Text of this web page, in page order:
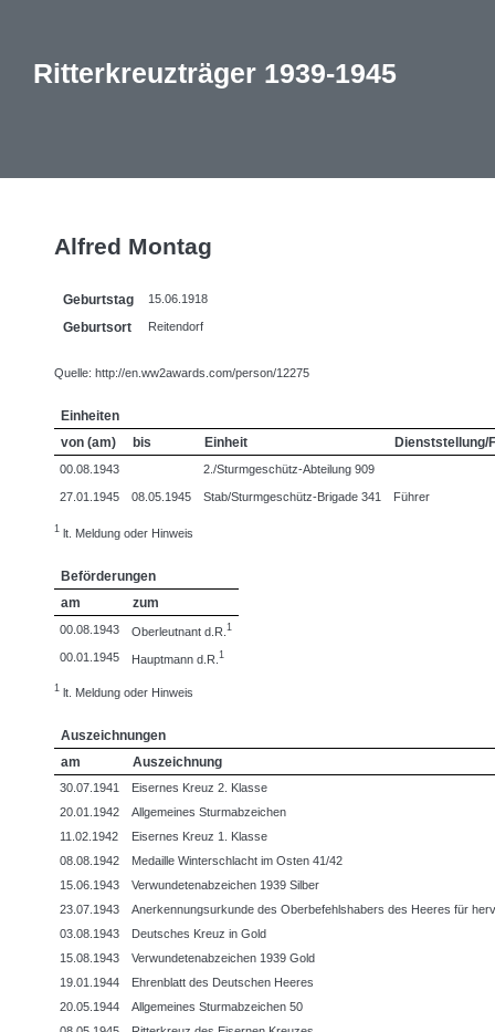
Ritterkreuzträger 1939-1945
Alfred Montag
Geburtstag 15.06.1918
Geburtsort Reitendorf
Quelle: http://en.ww2awards.com/person/12275
Einheiten
von (am)
bis Einheit Dienststellung/
00.08.1943 2./Sturmgeschütz-Abteilung 909
27.01.1945 08.05.1945 Stab/Sturmgeschütz-Brigade 341 Führer
1 lt. Meldung oder Hinweis
Beförderungen
am
zum
00.08.1943 Oberleutnant d.R.1
00.01.1945 Hauptmann d.R.1
1 lt. Meldung oder Hinweis
Auszeichnungen
am
Auszeichnung
30.07.1941
Eisernes Kreuz 2. Klasse
20.01.1942
Allgemeines Sturmabzeichen
11.02.1942
Eisernes Kreuz 1. Klasse
08.08.1942
Medaille Winterschlacht im Osten 41/42
15.06.1943
Verwundetenabzeichen 1939 Silber
23.07.1943
Anerkennungsurkunde des Oberbefehlshabers des Heeres für
03.08.1943
Deutsches Kreuz in Gold
15.08.1943
Verwundetenabzeichen 1939 Gold
19.01.1944
Ehrenblatt des Deutschen Heeres
20.05.1944
Allgemeines Sturmabzeichen 50